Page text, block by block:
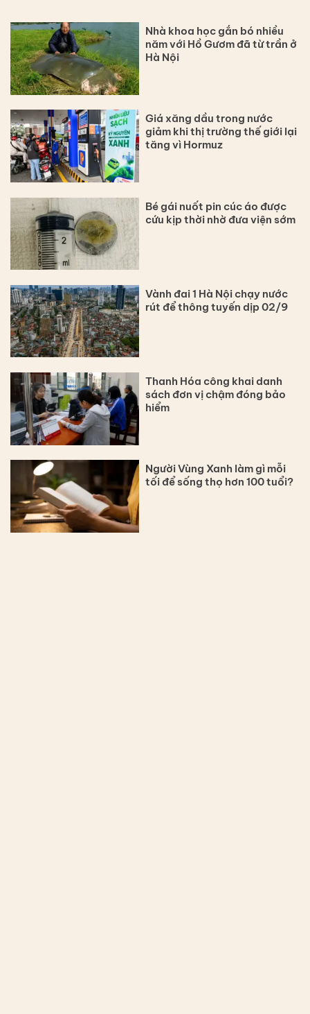
Nhà khoa học gắn bó nhiều
năm với Hồ Gươm đã từ trần ở
Hà Nội
Giá xăng dầu trong nước
giảm khi thị trường thế giới lại
tăng vì Hormuz
Bé gái nuốt pin cúc áo được
cứu kịp thời nhờ đưa viện sớm
Vành đai 1 Hà Nội chạy nước
rút để thông tuyến dịp 02/9
Thanh Hóa công khai danh
sách đơn vị chậm đóng bảo
hiểm
Người Vùng Xanh làm gì mỗi
tối để sống thọ hơn 100 tuổi?